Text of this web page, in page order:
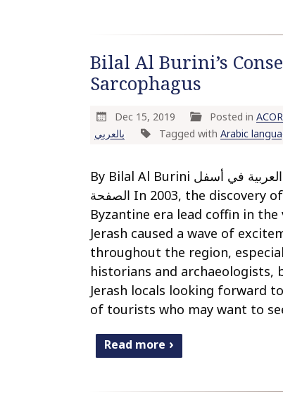
Bilal Al Burini’s
Sarcophagus
Dec 15, 2019 Posted in ACOR
بالعربي
Tagged withArabic
By Bilal Al Burini المقال باللغة العربية في أسفل
الصفحة In 2003, the discovery of a
Byzantine era lead coffin in
Jerash caused a wave of
throughout the region,
historians and archaeologists,
Jerash locals looking forward
of tourists who may want to
Read more